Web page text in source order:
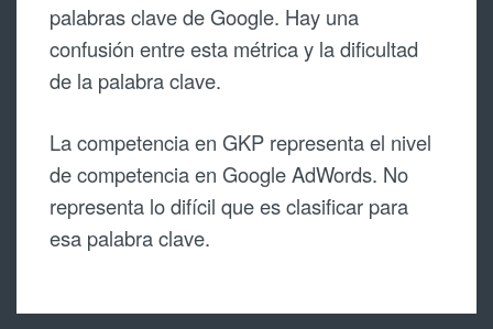
palabras clave de Google. Hay una
confusión entre esta métrica y la dificultad
de la palabra clave.
La competencia en GKP representa el nivel
de competencia en Google AdWords. No
representa lo difícil que es clasificar para
esa palabra clave.